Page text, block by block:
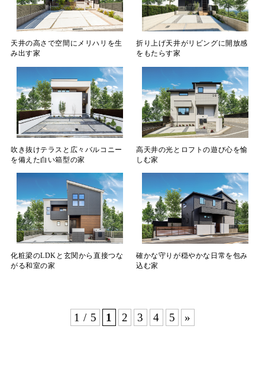
天井の高さで空間にメリハリを生
み出す家
折り上げ天井がリビングに開放感
をもたらす家
吹き抜けテラスと広々バルコニー
を備えた白い箱型の家
高天井の光とロフトの遊び心を愉
しむ家
化粧梁のLDKと玄関から直接つな
がる和室の家
確かな守りが穏やかな日常を包み
込む家
1 / 5 1 2 3 4 5 »